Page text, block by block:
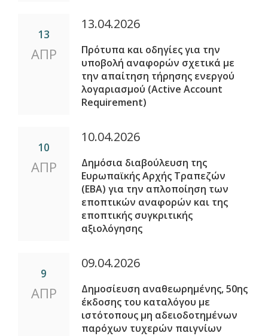
13
ΑΠΡ
13.04.2026
Πρότυπα και οδηγίες για την
υποβολή αναφορών σχετικά με
την απαίτηση τήρησης ενεργού
λογαριασμού (Active Account
Requirement)
10
ΑΠΡ
10.04.2026
Δημόσια διαβούλευση της
Ευρωπαϊκής Αρχής Τραπεζών
(ΕΒΑ) για την απλοποίηση των
εποπτικών αναφορών και της
εποπτικής συγκριτικής
αξιολόγησης
9
ΑΠΡ
09.04.2026
Δημοσίευση αναθεωρημένης, 50ης
έκδοσης του καταλόγου με
ιστότοπους μη αδειοδοτημένων
παρόχων τυχερών παιγνίων